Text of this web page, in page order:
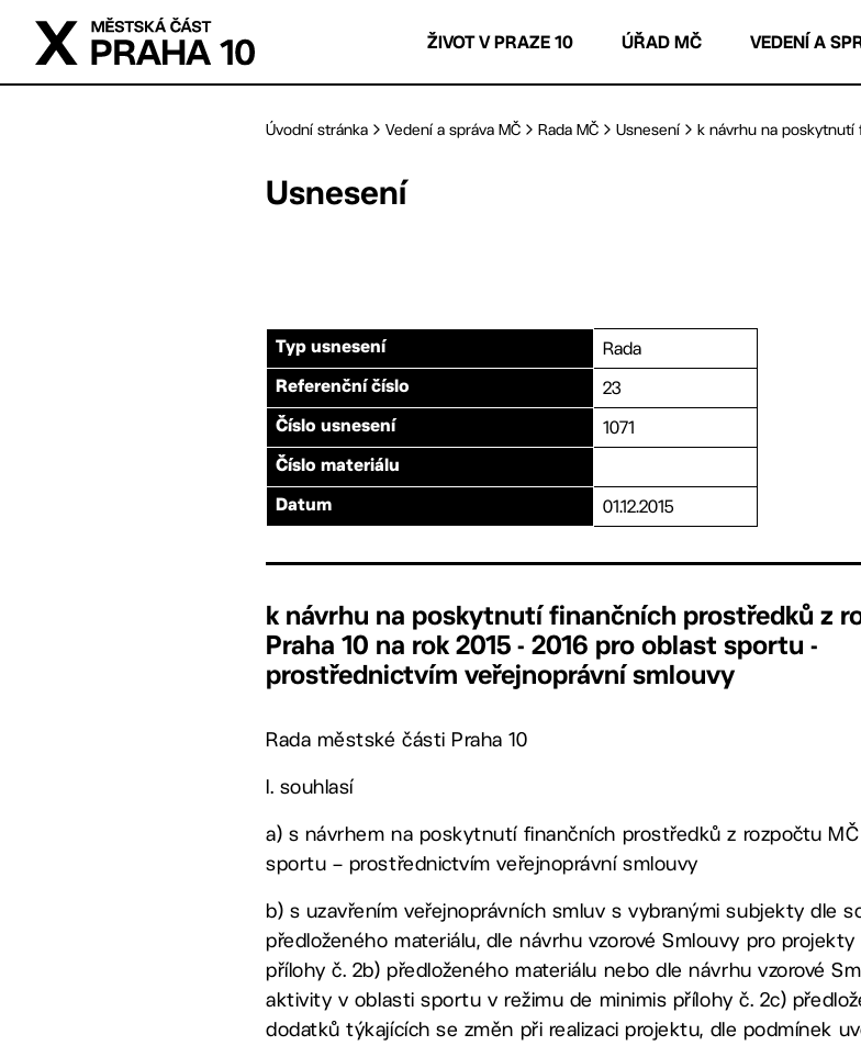
Přejít na hlavní obsah
ŽIVOT V PRAZE 10 ÚŘAD MČ VEDENÍ A
Úvodní stránka Vedení a správa MČ Rada MČ Usnesení k návrhu na poskytnutí
Usnesení
Typ usnesení Rada
Referenční číslo 23
Číslo usnesení 1071
Číslo materiálu
Datum 01.12.2015
k návrhu na poskytnutí finančních prostředků z
Praha 10 na rok 2015 - 2016 pro oblast sportu -
prostřednictvím veřejnoprávní smlouvy
Rada městské části Praha 10
I. souhlasí
a) s návrhem na poskytnutí finančních prostředků z rozpočtu MČ
sportu – prostřednictvím veřejnoprávní smlouvy
b) s uzavřením veřejnoprávních smluv s vybranými subjekty dle
předloženého materiálu, dle návrhu vzorové Smlouvy pro
přílohy č. 2b) předloženého materiálu nebo dle návrhu vzorové
aktivity v oblasti sportu v režimu de minimis přílohy č. 2c)
dodatků týkajících se změn při realizaci projektu, dle podmínek